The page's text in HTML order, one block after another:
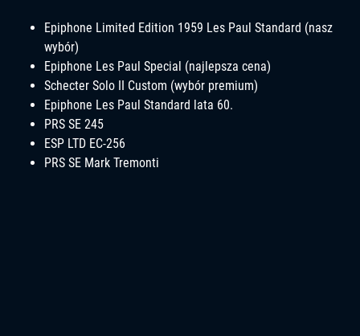
Epiphone Limited Edition 1959 Les Paul Standard (nasz
wybór)
Epiphone Les Paul Special (najlepsza cena)
Schecter Solo II Custom (wybór premium)
Epiphone Les Paul Standard lata 60.
PRS SE 245
ESP LTD EC-256
PRS SE Mark Tremonti